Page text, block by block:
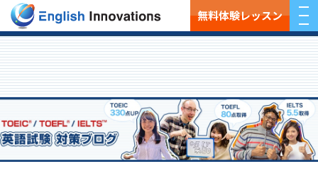
無料体験レッスン